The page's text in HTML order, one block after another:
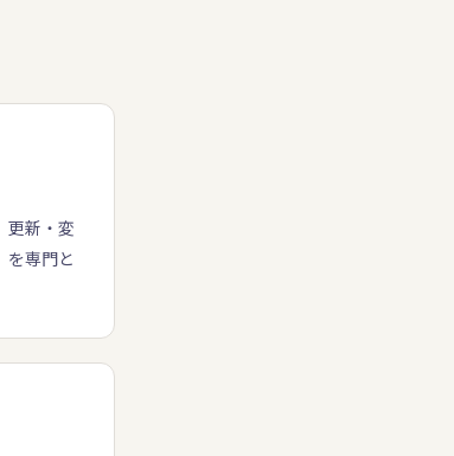
更新・変
専門と